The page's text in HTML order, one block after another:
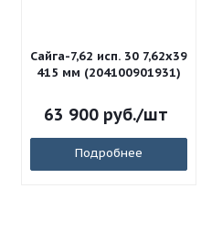
Сайга-7,62 исп. 30 7,62x39
415 мм (204100901931)
63 900руб./шт
Подробнее